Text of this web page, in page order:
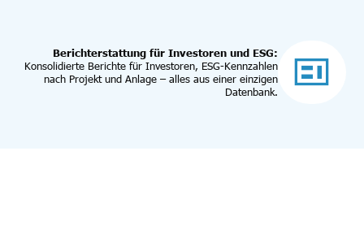
Berichterstattung für Investoren und ESG:
Konsolidierte Berichte für Investoren, ESG-Kennzahlen
nach Projekt und Anlage – alles aus einer einzigen
Datenbank.